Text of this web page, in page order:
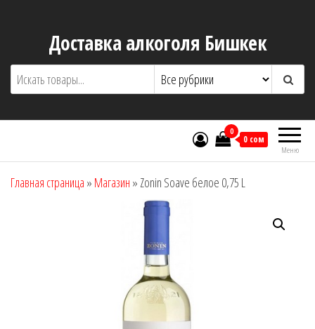
содержимомуДоставка алкоголя Бишкек
Меню
0
0 сом
Главная страница » Магазин » Zonin Soave белое 0,75 L